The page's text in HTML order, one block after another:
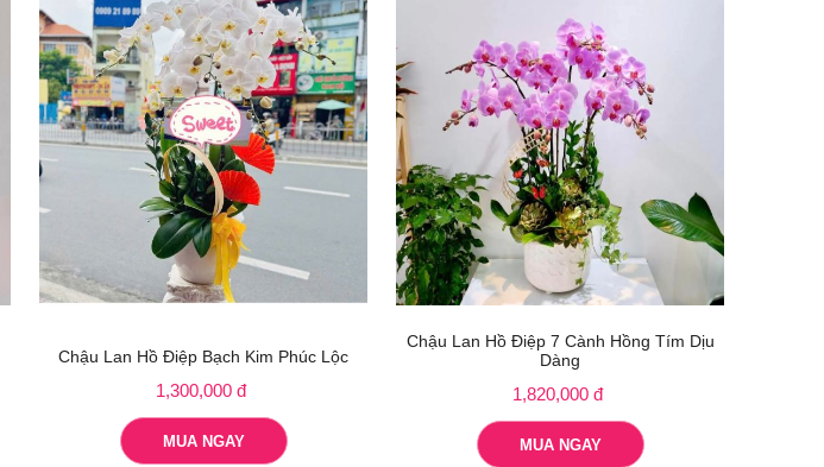
Chậu Lan Hồ Điệp Bạch Kim Phúc Lộc
1,300,000 đ
MUA NGAY
Chậu Lan Hồ Điệp 7 Cành Hồng Tím Dịu
Dàng
1,820,000 đ
MUA NGAY